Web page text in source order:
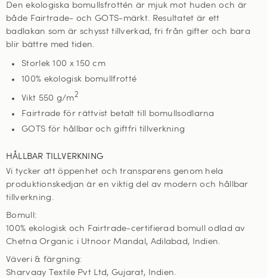
Den ekologiska bomullsfrottén är mjuk mot huden och är
både Fairtrade- och GOTS-märkt. Resultatet är ett
badlakan som är schysst tillverkad, fri från gifter och bara
blir bättre med tiden.
Storlek 100 x 150 cm
100% ekologisk bomullfrotté
Vikt 550 g/m2
Fairtrade för rättvist betalt till bomullsodlarna
GOTS för hållbar och giftfri tillverkning
HÅLLBAR TILLVERKNING
Vi tycker att öppenhet och transparens genom hela
produktionskedjan är en viktig del av modern och hållbar
tillverkning.
Bomull:
100% ekologisk och Fairtrade-certifierad bomull odlad av
Chetna Organic i Utnoor Mandal, Adilabad, Indien.
Väveri & färgning:
Sharvaay Textile Pvt Ltd, Gujarat, Indien.